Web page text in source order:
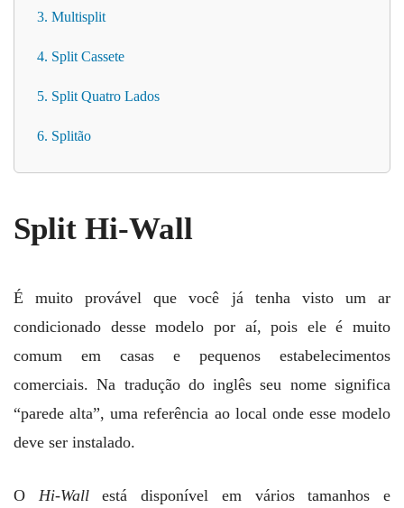
3. Multisplit
4. Split Cassete
5. Split Quatro Lados
6. Splitão
Split Hi-Wall
É muito provável que você já tenha visto um ar
condicionado desse modelo por aí, pois ele é muito
comum em casas e pequenos estabelecimentos
comerciais. Na tradução do inglês seu nome significa
“parede alta”, uma referência ao local onde esse modelo
deve ser instalado.
O Hi-Wallestá disponível em vários tamanhos e